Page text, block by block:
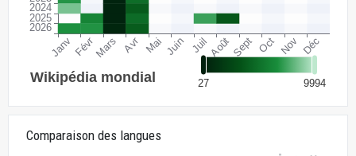
Comparaison des langues